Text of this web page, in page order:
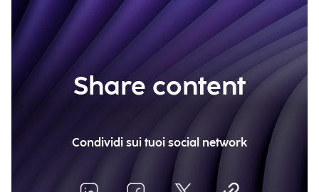
Share content
Condividi sui tuoi social network